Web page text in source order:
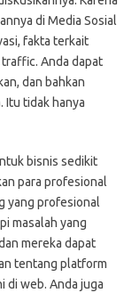
di Media Sosial
fakta terkait
Anda dapat
dan bahkan
Itu tidak hanya
bisnis sedikit
para profesional
yang profesional
masalah yang
mereka dapat
tentang platform
di web. Anda juga